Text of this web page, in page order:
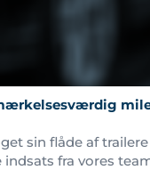
sin flåde af
fra vores